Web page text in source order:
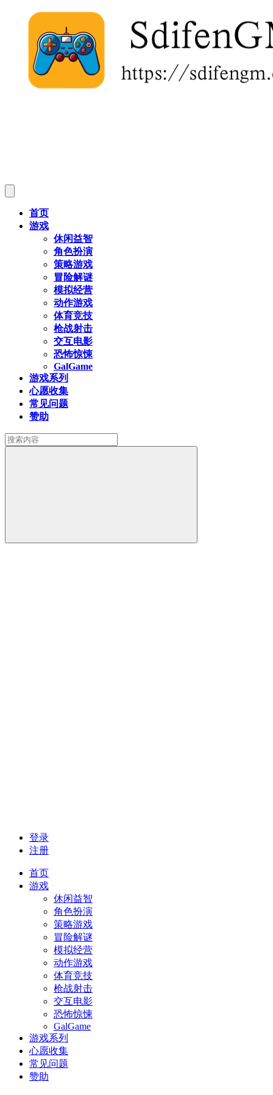
首页
游戏
休闲益智
角色扮演
策略游戏
冒险解谜
模拟经营
动作游戏
体育竞技
枪战射击
交互电影
恐怖惊悚
GalGame
游戏系列
心愿收集
常见问题
赞助
登录
注册
首页
游戏
休闲益智
角色扮演
策略游戏
冒险解谜
模拟经营
动作游戏
体育竞技
枪战射击
交互电影
恐怖惊悚
GalGame
游戏系列
心愿收集
常见问题
赞助